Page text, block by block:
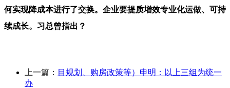
何实现降成本进行了交换。企业要提质增效专业化运做、可持
续成长。习总曾指出？
上一篇： 目规划、购房政策等）申明：以上三组为统一
办